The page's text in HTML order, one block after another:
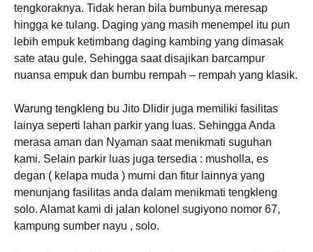
tengkoraknya. Tidak heran bila bumbunya meresap
hingga ke tulang. Daging yang masih menempel itu pun
lebih empuk ketimbang daging kambing yang dimasak
sate atau gule. Sehingga saat disajikan barcampur
nuansa empuk dan bumbu rempah – rempah yang klasik.
Warung tengkleng bu Jito Dlidir juga memiliki fasilitas
lainya seperti lahan parkir yang luas. Sehingga Anda
merasa aman dan Nyaman saat menikmati suguhan
kami. Selain parkir luas juga tersedia : musholla, es
degan ( kelapa muda ) murni dan fitur lainnya yang
menunjang fasilitas anda dalam menikmati tengkleng
solo. Alamat kami di jalan kolonel sugiyono nomor 67,
kampung sumber nayu , solo.